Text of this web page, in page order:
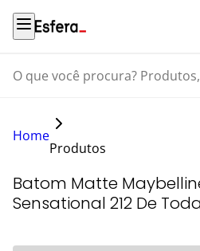
O que você procura? Produtos,
Home
Produtos
Batom Matte
Sensational 212 De